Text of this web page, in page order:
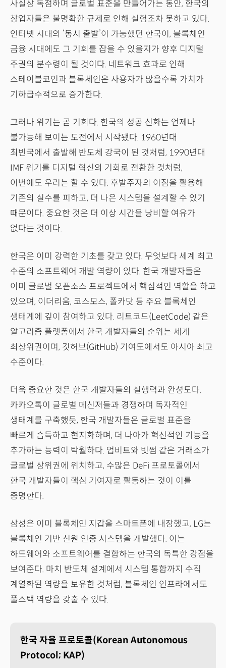
사실상 독점하며 글로벌 표준을 만들어가는 동안, 한국의
창업자들은 불명확한 규제로 인해 실험조차 못하고 있다.
인터넷 시대의 ‘동시 출발’이 가능했던 한국이, 블록체인
금융 시대에도 그 기회를 잡을 수 있을지가 향후 디지털
주권의 분수령이 될 것이다. 네트워크 효과로 인해
스테이블코인과 블록체인은 사용자가 많을수록 가치가
기하급수적으로 증가한다.
그러나 위기는 곧 기회다. 한국의 성공 신화는 언제나
불가능해 보이는 도전에서 시작됐다. 1960년대
최빈국에서 출발해 반도체 강국이 된 것처럼, 1990년대
IMF 위기를 디지털 혁신의 기회로 전환한 것처럼,
이번에도 우리는 할 수 있다. 후발주자의 이점을 활용해
기존의 실수를 피하고, 더 나은 시스템을 설계할 수 있기
때문이다. 중요한 것은 더 이상 시간을 낭비할 여유가
없다는 것이다.
한국은 이미 강력한 기초를 갖고 있다. 무엇보다 세계 최고
수준의 소프트웨어 개발 역량이 있다. 한국 개발자들은
이미 글로벌 오픈소스 프로젝트에서 핵심적인 역할을 하고
있으며, 이더리움, 코스모스, 폴카닷 등 주요 블록체인
생태계에 깊이 참여하고 있다. 리트코드(LeetCode) 같은
알고리즘 플랫폼에서 한국 개발자들의 순위는 세계
최상위권이며, 깃허브(GitHub) 기여도에서도 아시아 최고
수준이다.
더욱 중요한 것은 한국 개발자들의 실행력과 완성도다.
카카오톡이 글로벌 메신저들과 경쟁하며 독자적인
생태계를 구축했듯, 한국 개발자들은 글로벌 표준을
빠르게 습득하고 현지화하며, 더 나아가 혁신적인 기능을
추가하는 능력이 탁월하다. 업비트와 빗썸 같은 거래소가
글로벌 상위권에 위치하고, 수많은 DeFi 프로토콜에서
한국 개발자들이 핵심 기여자로 활동하는 것이 이를
증명한다.
삼성은 이미 블록체인 지갑을 스마트폰에 내장했고, LG는
블록체인 기반 신원 인증 시스템을 개발했다. 이는
하드웨어와 소프트웨어를 결합하는 한국의 독특한 강점을
보여준다. 마치 반도체 설계에서 시스템 통합까지 수직
계열화된 역량을 보유한 것처럼, 블록체인 인프라에서도
풀스택 역량을 갖출 수 있다.
한국 자율 프로토콜(Korean Autonomous
Protocol; KAP)